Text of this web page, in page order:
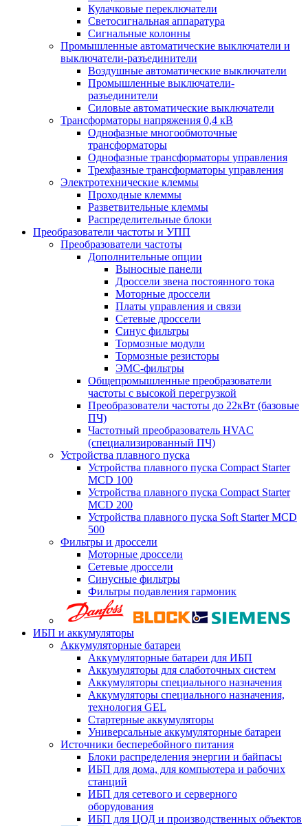
Кулачковые переключатели
Светосигнальная аппаратура
Сигнальные колонны
Промышленные автоматические выключатели и
выключатели-разъединители
Воздушные автоматические выключатели
Промышленные выключатели-
разъединители
Силовые автоматические выключатели
Трансформаторы напряжения 0,4 кВ
Однофазные многообмоточные
трансформаторы
Однофазные трансформаторы управления
Трехфазные трансформаторы управления
Электротехнические клеммы
Проходные клеммы
Разветвительные клеммы
Распределительные блоки
Преобразователи частоты и УПП
Преобразователи частоты
Дополнительные опции
Выносные панели
Дроссели звена постоянного тока
Моторные дроссели
Платы управления и связи
Сетевые дроссели
Синус фильтры
Тормозные модули
Тормозные резисторы
ЭМС-фильтры
Общепромышленные преобразователи
частоты с высокой перегрузкой
Преобразователи частоты до 22кВт (базовые
ПЧ)
Частотный преобразователь HVAC
(специализированный ПЧ)
Устройства плавного пуска
Устройства плавного пуска Compact Starter
MCD 100
Устройства плавного пуска Compact Starter
MCD 200
Устройства плавного пуска Soft Starter MCD
500
Фильтры и дроссели
Моторные дроссели
Сетевые дроссели
Синусные фильтры
Фильтры подавления гармоник
ИБП и аккумуляторы
Аккумуляторные батареи
Аккумуляторные батареи для ИБП
Аккумуляторы для слаботочных систем
Аккумуляторы специального назначения
Аккумуляторы специального назначения,
технология GEL
Стартерные аккумуляторы
Универсальные аккумуляторные батареи
Источники бесперебойного питания
Блоки распределения энергии и байпасы
ИБП для дома, для компьютера и рабочих
станций
ИБП для сетевого и серверного
оборудования
ИБП для ЦОД и производственных объектов